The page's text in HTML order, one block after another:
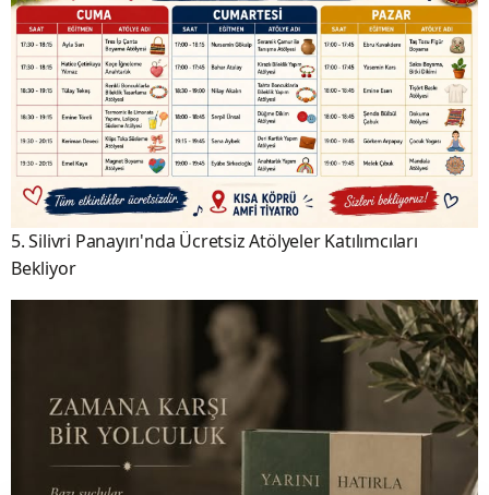
5. Silivri Panayırı'nda Ücretsiz Atölyeler Katılımcıları
Bekliyor